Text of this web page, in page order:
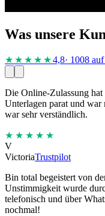
Was unsere
★★★★ ★4,8· 1008
Die Online-Zulassung
Unterlagen parat und
war sehr verständlich.
★★★★★
V
VictoriaTrustpilot
Bin total begeistert von
Unstimmigkeit wurde
telefonisch und über
nochmal!